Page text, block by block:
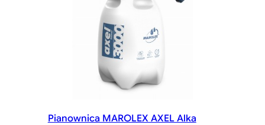
Pianownica MAROLEX AXEL Alka